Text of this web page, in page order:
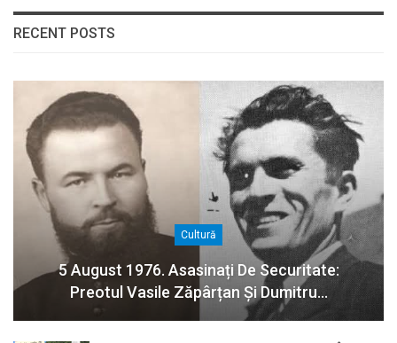
RECENT POSTS
Cultură
5 August 1976. Asasinați De Securitate:
Preotul Vasile Zăpârțan Și Dumitru…